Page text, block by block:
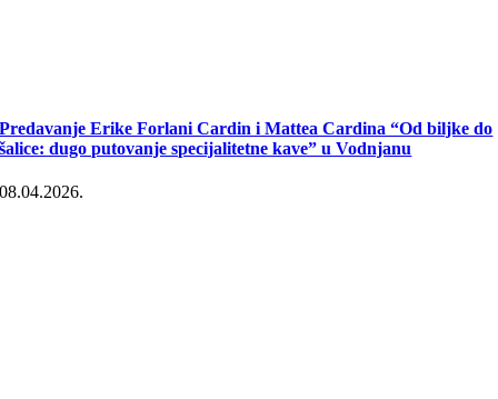
Predavanje Erike Forlani Cardin i Mattea Cardina “Od biljke do
šalice: dugo putovanje specijalitetne kave” u Vodnjanu
08.04.2026.